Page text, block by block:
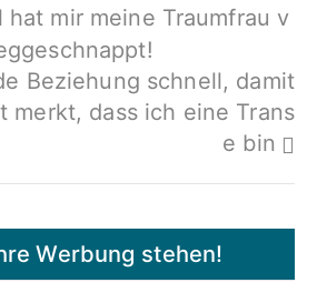
hat mir meine Traumfrau v
Beziehung schnell, damit
merkt, dass ich eine Trans
e bin
Werbung stehen!